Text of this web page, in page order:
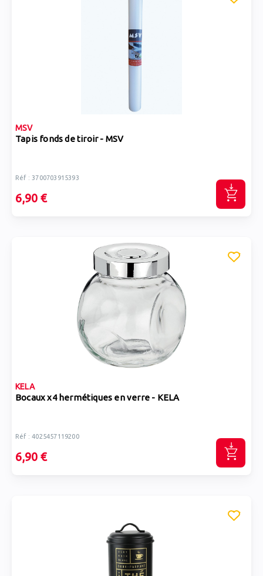
MSV
Tapis fonds de tiroir - MSV
Réf : 3700703915393
6,90 €
KELA
Bocaux x4 hermétiques en verre - KELA
Réf : 4025457119200
6,90 €